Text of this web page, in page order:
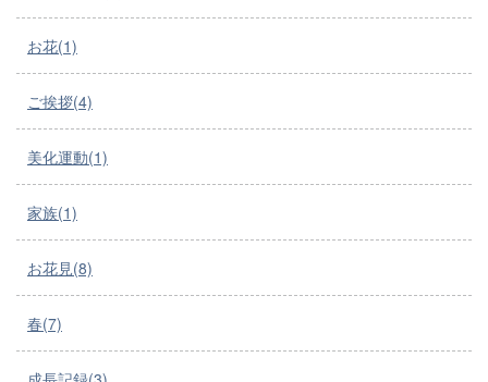
お花(1)
ご挨拶(4)
美化運動(1)
家族(1)
お花見(8)
春(7)